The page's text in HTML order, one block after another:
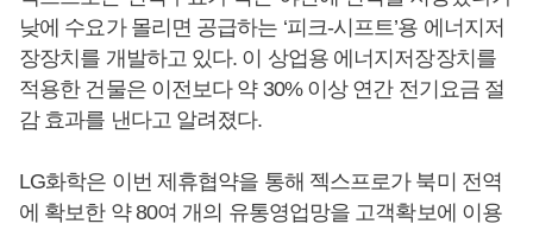
낮에 수요가 몰리면 공급하는 ‘피크-시프트’용 에너지저
장장치를 개발하고 있다. 이 상업용 에너지저장장치를
적용한 건물은 이전보다 약 30% 이상 연간 전기요금 절
감 효과를 낸다고 알려졌다.
LG화학은 이번 제휴협약을 통해 젝스프로가 북미 전역
에 확보한 약 80여 개의 유통영업망을 고객확보에 이용